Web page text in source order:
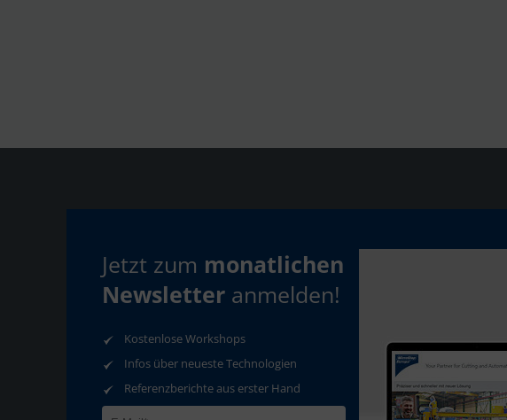
Kontakt
TeamViewer
Compliance
Jetzt zum monatlichen
Newsletter anmelden!
Kostenlose Workshops
Infos über neueste Technologien
Referenzberichte aus erster Hand